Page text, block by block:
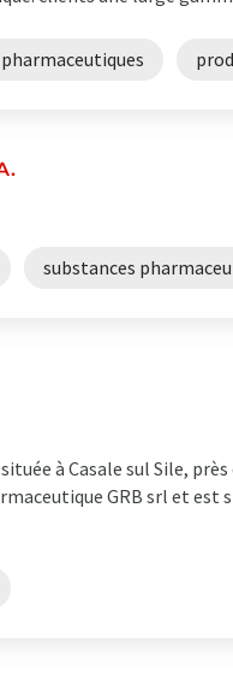
substances
à Casale sul Sile,
GRB srl et